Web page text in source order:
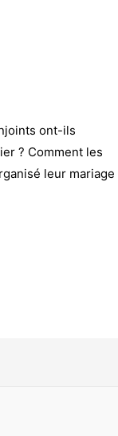
ont-ils
? Comment les
leur mariage